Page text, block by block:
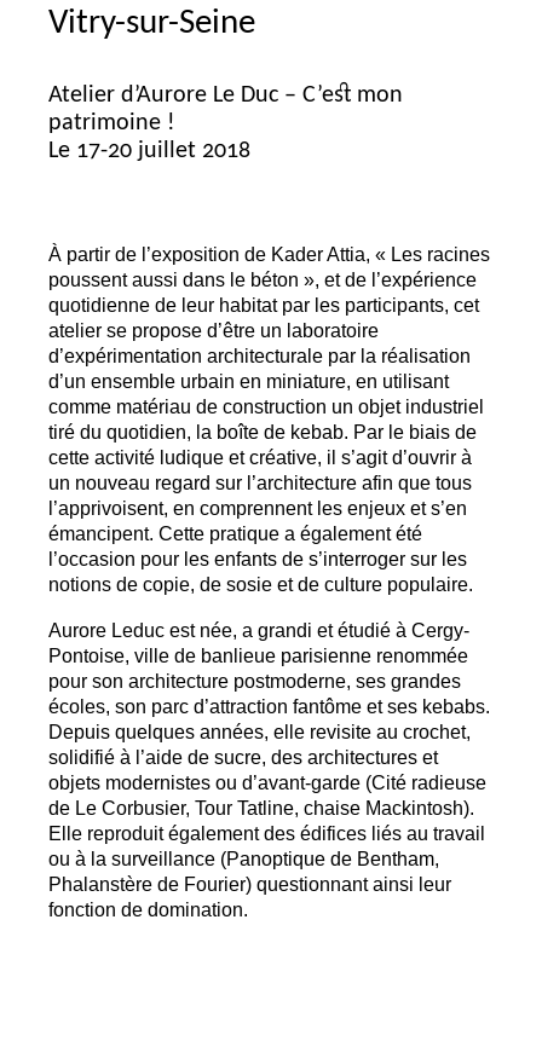
Vitry-sur-Seine
Atelier d’Aurore Le Duc – C’est mon
patrimoine !
Le 17-20 juillet 2018
À partir de l’exposition de Kader Attia, « Les racines
poussent aussi dans le béton », et de l’expérience
quotidienne de leur habitat par les participants, cet
atelier se propose d’être un laboratoire
d’expérimentation architecturale par la réalisation
d’un ensemble urbain en miniature, en utilisant
comme matériau de construction un objet industriel
tiré du quotidien, la boîte de kebab. Par le biais de
cette activité ludique et créative, il s’agit d’ouvrir à
un nouveau regard sur l’architecture afin que tous
l’apprivoisent, en comprennent les enjeux et s’en
émancipent. Cette pratique a également été
l’occasion pour les enfants de s’interroger sur les
notions de copie, de sosie et de culture populaire.
Aurore Leduc est née, a grandi et étudié à Cergy-
Pontoise, ville de banlieue parisienne renommée
pour son architecture postmoderne, ses grandes
écoles, son parc d’attraction fantôme et ses kebabs.
Depuis quelques années, elle revisite au crochet,
solidifié à l’aide de sucre, des architectures et
objets modernistes ou d’avant-garde (Cité radieuse
de Le Corbusier, Tour Tatline, chaise Mackintosh).
Elle reproduit également des édifices liés au travail
ou à la surveillance (Panoptique de Bentham,
Phalanstère de Fourier) questionnant ainsi leur
fonction de domination.